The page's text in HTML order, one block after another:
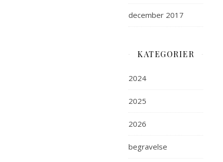
december 2017
KATEGORIER
2024
2025
2026
begravelse